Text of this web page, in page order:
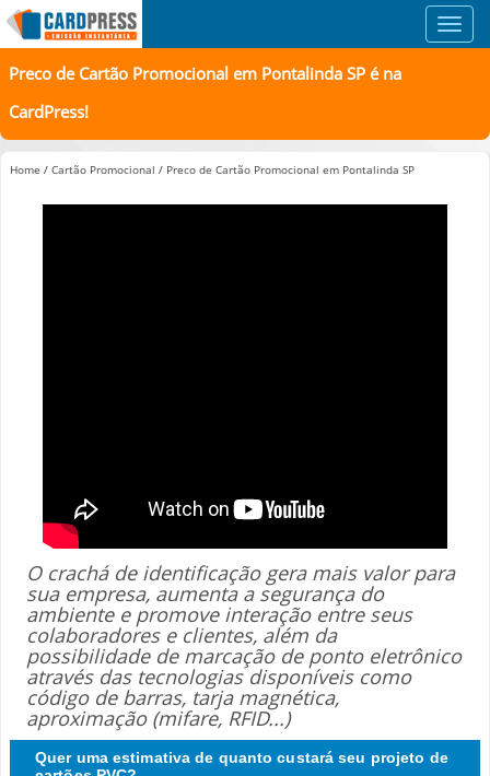
Preco de Cartão Promocional em Pontalinda SP é na
CardPress!
Home / Cartão Promocional / Preco de Cartão Promocional em Pontalinda SP
O crachá de identificação gera mais valor para
sua empresa, aumenta a segurança do
ambiente e promove interação entre seus
colaboradores e clientes, além da
possibilidade de marcação de ponto eletrônico
através das tecnologias disponíveis como
código de barras, tarja magnética,
aproximação (mifare, RFID...)
Quer uma estimativa de quanto custará seu projeto de